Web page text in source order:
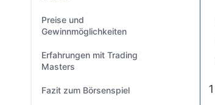
Preise und
Gewinnmöglichkeiten
Erfahrungen mit Trading
Masters
Fazit zum Börsenspiel